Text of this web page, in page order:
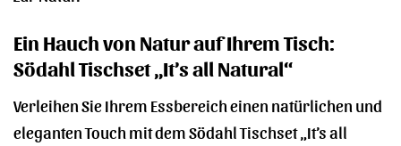
Ein Hauch von Natur auf Ihrem Tisch:
Södahl Tischset „It’s all Natural“
Verleihen Sie Ihrem Essbereich einen natürlichen und
eleganten Touch mit dem Södahl Tischset „It’s all